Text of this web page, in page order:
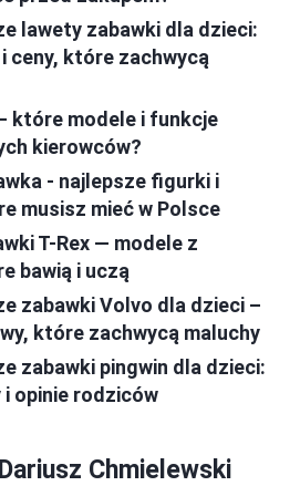
lawety zabawki dla dzieci:
ceny, które zachwycą
które modele i funkcje
kierowców?
- najlepsze figurki i
musisz mieć w Polsce
T-Rex — modele z
bawią i uczą
zabawki Volvo dla dzieci –
które zachwycą maluchy
zabawki pingwin dla dzieci:
opinie rodziców
Dariusz Chmielewski